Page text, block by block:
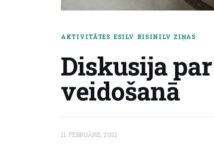
AKTIVITĀTES ESILV RISINILV ZIŅAS
Diskusija
veidošanā
11. FEBRUĀRIS, 2021